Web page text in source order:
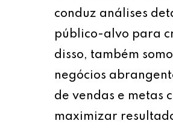
conduz análises
público-alvo para
disso, também
negócios
de vendas e metas
maximizar